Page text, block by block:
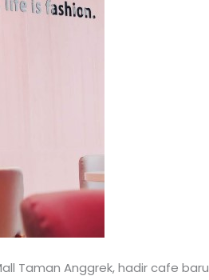
Taman Anggrek, hadir cafe baru